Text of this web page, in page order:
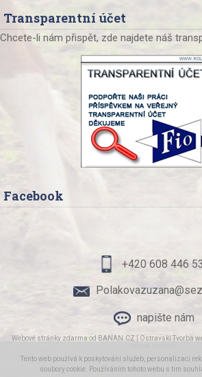
Transparentní účet
Chcete-li nám přispět, zde najdete náš
Facebook
+420 608 446
napište nám
Webové stránky zdarma od BANAN.CZ Ostravski Tvorba
Tento web používá k poskytování služeb, personalizaci
soubory cookie. Používáním tohoto webu s tím